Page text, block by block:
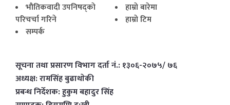
भाैतिकवादी उपनिषद्काे
परिचर्चा गरिने
हाम्राे बारेमा
हाम्राे टिम
सम्पर्क
सूचना तथा प्रसारण विभाग दर्ता नं.: १३०६-२०७५/ ७६
अध्यक्ष: रामसिंह बुढाथाेकी
प्रबन्ध निर्देशक: हुकुम बहादुर सिंह